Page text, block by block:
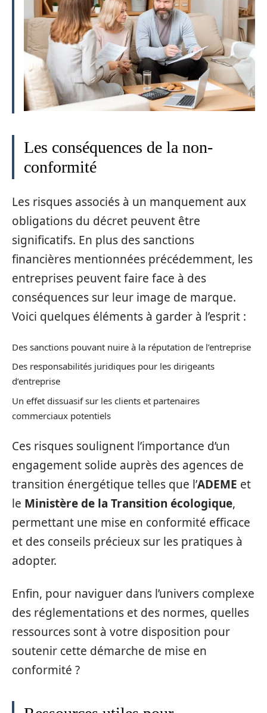
Les conséquences de la non-
conformité
Les risques associés à un manquement aux
obligations du décret peuvent être
significatifs. En plus des sanctions
financières mentionnées précédemment, les
entreprises peuvent faire face à des
conséquences sur leur image de marque.
Voici quelques éléments à garder à l’esprit :
Des sanctions pouvant nuire à la réputation de l’entreprise
Des responsabilités juridiques pour les dirigeants
d’entreprise
Un effet dissuasif sur les clients et partenaires
commerciaux potentiels
Ces risques soulignent l’importance d’un
engagement solide auprès des agences de
transition énergétique telles que l’ADEME et
le Ministère de la Transition écologique,
permettant une mise en conformité efficace
et des conseils précieux sur les pratiques à
adopter.
Enfin, pour naviguer dans l’univers complexe
des réglementations et des normes, quelles
ressources sont à votre disposition pour
soutenir cette démarche de mise en
conformité ?